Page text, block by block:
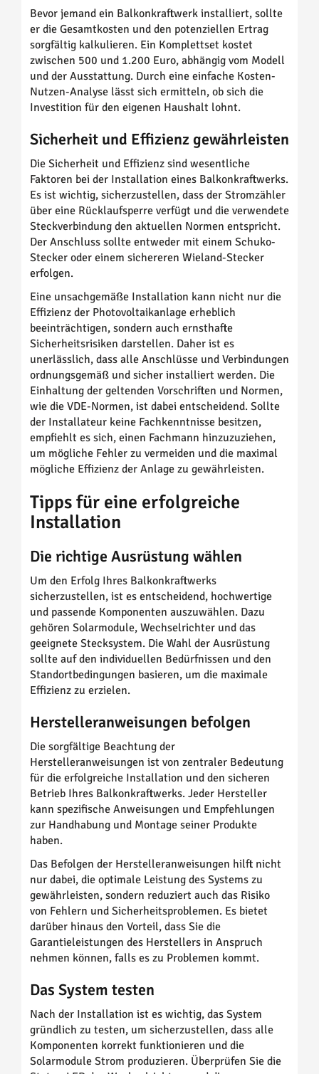
Bevor jemand ein Balkonkraftwerk installiert, sollte
er die Gesamtkosten und den potenziellen Ertrag
sorgfältig kalkulieren. Ein Komplettset kostet
zwischen 500 und 1.200 Euro, abhängig vom Modell
und der Ausstattung. Durch eine einfache Kosten-
Nutzen-Analyse lässt sich ermitteln, ob sich die
Investition für den eigenen Haushalt lohnt.
Sicherheit und Effizienz gewährleisten
Die Sicherheit und Effizienz sind wesentliche
Faktoren bei der Installation eines Balkonkraftwerks.
Es ist wichtig, sicherzustellen, dass der Stromzähler
über eine Rücklaufsperre verfügt und die verwendete
Steckverbindung den aktuellen Normen entspricht.
Der Anschluss sollte entweder mit einem Schuko-
Stecker oder einem sichereren Wieland-Stecker
erfolgen.
Eine unsachgemäße Installation kann nicht nur die
Effizienz der Photovoltaikanlage erheblich
beeinträchtigen, sondern auch ernsthafte
Sicherheitsrisiken darstellen. Daher ist es
unerlässlich, dass alle Anschlüsse und Verbindungen
ordnungsgemäß und sicher installiert werden. Die
Einhaltung der geltenden Vorschriften und Normen,
wie die VDE-Normen, ist dabei entscheidend. Sollte
der Installateur keine Fachkenntnisse besitzen,
empfiehlt es sich, einen Fachmann hinzuzuziehen,
um mögliche Fehler zu vermeiden und die maximal
mögliche Effizienz der Anlage zu gewährleisten.
Tipps für eine erfolgreiche
Installation
Die richtige Ausrüstung wählen
Um den Erfolg Ihres Balkonkraftwerks
sicherzustellen, ist es entscheidend, hochwertige
und passende Komponenten auszuwählen. Dazu
gehören Solarmodule, Wechselrichter und das
geeignete Stecksystem. Die Wahl der Ausrüstung
sollte auf den individuellen Bedürfnissen und den
Standortbedingungen basieren, um die maximale
Effizienz zu erzielen.
Herstelleranweisungen befolgen
Die sorgfältige Beachtung der
Herstelleranweisungen ist von zentraler Bedeutung
für die erfolgreiche Installation und den sicheren
Betrieb Ihres Balkonkraftwerks. Jeder Hersteller
kann spezifische Anweisungen und Empfehlungen
zur Handhabung und Montage seiner Produkte
haben.
Das Befolgen der Herstelleranweisungen hilft nicht
nur dabei, die optimale Leistung des Systems zu
gewährleisten, sondern reduziert auch das Risiko
von Fehlern und Sicherheitsproblemen. Es bietet
darüber hinaus den Vorteil, dass Sie die
Garantieleistungen des Herstellers in Anspruch
nehmen können, falls es zu Problemen kommt.
Das System testen
Nach der Installation ist es wichtig, das System
gründlich zu testen, um sicherzustellen, dass alle
Komponenten korrekt funktionieren und die
Solarmodule Strom produzieren. Überprüfen Sie die